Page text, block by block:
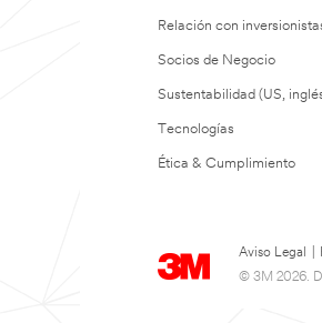
Relación con
Socios de Negocio
Sustentabilidad (US,
Tecnologías
Ética & Cumplimiento
Aviso Legal
© 3M 2026.